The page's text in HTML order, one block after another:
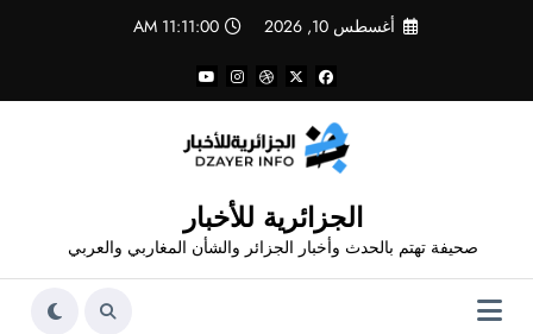
أغسطس 10, 2026 11:11:01 AM
الجزائرية للأخبار
صحيفة تهتم بالحدث وأخبار الجزائر والشأن المغاربي والعربي